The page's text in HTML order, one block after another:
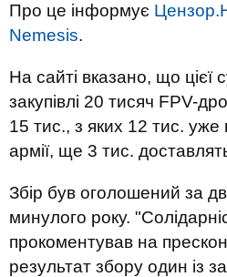
Про це інформує
Nemesis.
На сайті вказано, що цієї
закупівлі 20 тисяч FPV-
15 тис., з яких 12 тис. уже
армії, ще 3 тис.
Збір був оголошений за
минулого року.
прокоментував на
результат збору один із